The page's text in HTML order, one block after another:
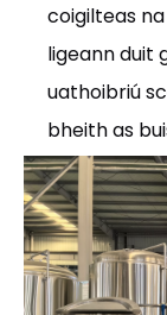
coigilteas
ligeann duit
uathoibriú
bheith as